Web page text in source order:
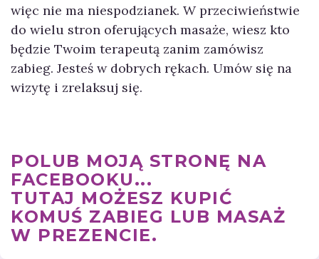
więc nie ma niespodzianek. W przeciwieństwie
do wielu stron oferujących masaże, wiesz kto
będzie Twoim terapeutą zanim zamówisz
zabieg. Jesteś w dobrych rękach. Umów się na
wizytę i zrelaksuj się.
POLUB MOJĄ STRONĘ NA
FACEBOOKU...
TUTAJ MOŻESZ KUPIĆ
KOMUŚ ZABIEG LUB MASAŻ
W PREZENCIE.